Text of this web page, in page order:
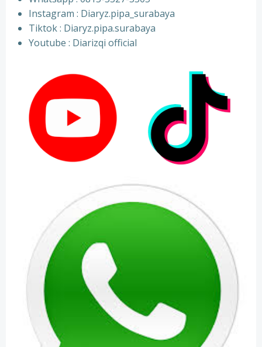
⁠Instagram : Diaryz.pipa_surabaya
⁠Tiktok : Diaryz.pipa.surabaya
⁠Youtube : Diarizqi official